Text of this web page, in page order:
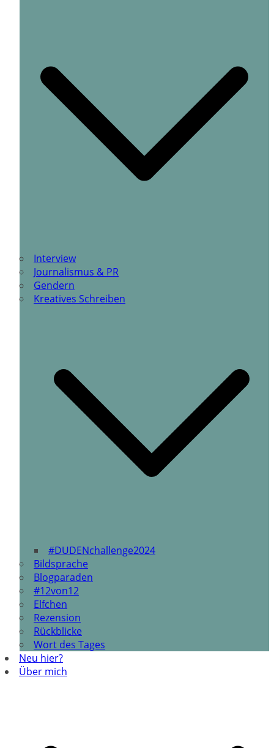
Interview
Journalismus & PR
Gendern
Kreatives Schreiben
#DUDENchallenge2024
Bildsprache
Blogparaden
#12von12
Elfchen
Rezension
Rückblicke
Wort des Tages
Neu hier?
Über mich